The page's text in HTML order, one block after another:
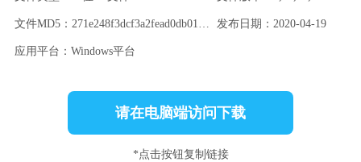
文件MD5：271e248f3dcf3a2fead0db01ac9ec9e0 发布日期：2020-04-19
应用平台：Windows平台
请在电脑端访问下载
*点击按钮复制链接